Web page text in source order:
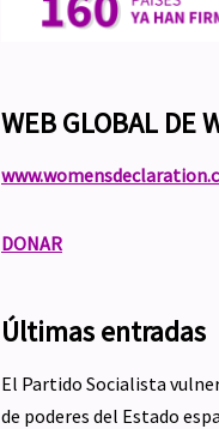
WEB GLOBAL DE
DONAR
Últimas entradas
El Partido Socialista
de poderes del Estado